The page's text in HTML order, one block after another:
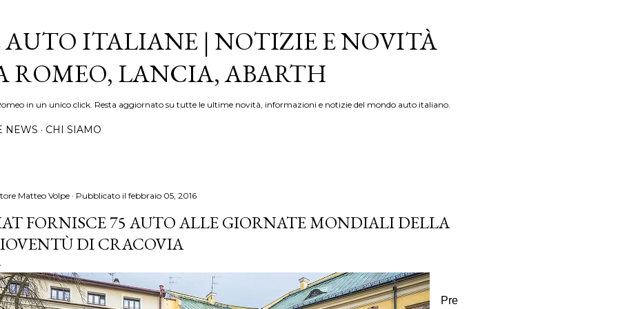
AUTO ITALIANE | NOTIZIE E NOVITÀ
ROMEO, LANCIA, ABARTH
in un unico click. Resta aggiornato su tutte le ultime novità, informazioni e notizie del mondo auto italiano.
NEWS CHI SIAMO
Matteo Volpe Pubblicato il febbraio 05, 2016
FORNISCE 75 AUTO ALLE GIORNATE MONDIALI DELLA
DI CRACOVIA
Pre